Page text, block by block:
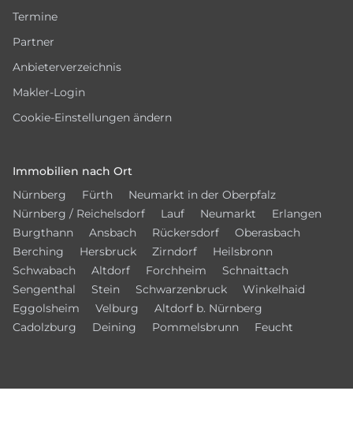
Termine
Partner
Anbieterverzeichnis
Makler-Login
Cookie-Einstellungen ändern
Immobilien nach Ort
Nürnberg
Fürth
Neumarkt in der Oberpfalz
Nürnberg / Reichelsdorf
Lauf Neumarkt
Erlangen
Burgthann
Ansbach Rückersdorf
Oberasbach
Berching
Hersbruck Zirndorf
Heilsbronn
Schwabach
Altdorf Forchheim
Schnaittach
Sengenthal
Stein Schwarzenbruck
Winkelhaid
Eggolsheim
Velburg
Altdorf b. Nürnberg
Cadolzburg
Deining Pommelsbrunn Feucht